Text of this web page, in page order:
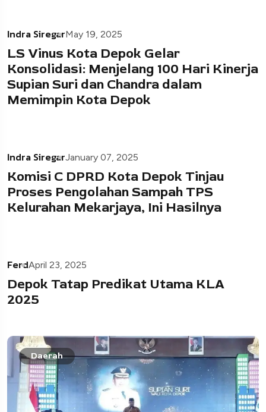
Indra SiregarMay 19, 2025
LS Vinus Kota Depok Gelar
Konsolidasi: Menjelang 100 Hari Kinerja
Supian Suri dan Chandra dalam
Memimpin Kota Depok
Indra SiregarJanuary 07, 2025
Komisi C DPRD Kota Depok Tinjau
Proses Pengolahan Sampah TPS
Kelurahan Mekarjaya, Ini Hasilnya
FerdApril 23, 2025
Depok Tatap Predikat Utama KLA
2025
Daerah